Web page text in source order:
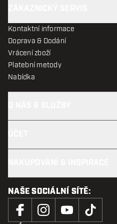
Kontaktní informace
Doprava & Dodání
Vrácení zboží
Platební metody
Nabídka
NAŠE SOCIÁLNÍ SÍTĚ: